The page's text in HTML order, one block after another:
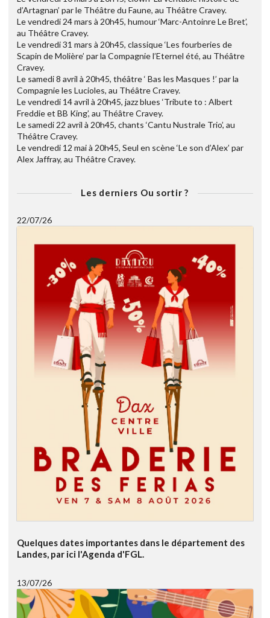
d’Artagnan’ par le Théâtre du Faune, au Théâtre Cravey.
Le vendredi 24 mars à 20h45, humour ‘Marc-Antoinre Le Bret’,
au Théâtre Cravey.
Le vendredi 31 mars à 20h45, classique ‘Les fourberies de
Scapin de Molière’ par la Compagnie l’Eternel été, au Théâtre
Cravey.
Le samedi 8 avril à 20h45, théâtre ‘ Bas les Masques !’ par la
Compagnie les Lucioles, au Théâtre Cravey.
Le vendredi 14 avril à 20h45, jazz blues ‘Tribute to : Albert
Freddie et BB King’, au Théâtre Cravey.
Le samedi 22 avril à 20h45, chants ‘Cantu Nustrale Trio’, au
Théâtre Cravey.
Le vendredi 12 mai à 20h45, Seul en scène ‘Le son d’Alex’ par
Alex Jaffray, au Théâtre Cravey.
Les derniers Ou sortir ?
22/07/26
Quelques dates importantes dans le département des
Landes, par ici l'Agenda d'FGL.
13/07/26